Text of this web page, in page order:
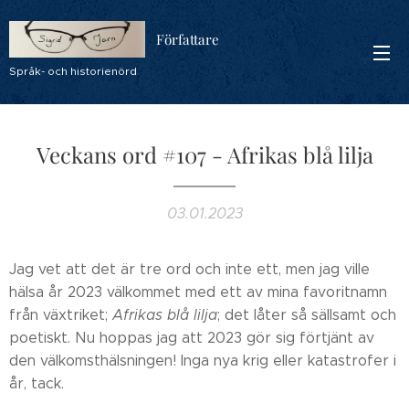
Författare
Språk- och historienörd
Veckans ord #107 - Afrikas blå lilja
03.01.2023
Jag vet att det är tre ord och inte ett, men jag ville
hälsa år 2023 välkommet med ett av mina favoritnamn
från växtriket; Afrikas blå lilja; det låter så sällsamt och
poetiskt. Nu hoppas jag att 2023 gör sig förtjänt av
den välkomsthälsningen! Inga nya krig eller katastrofer i
år, tack.